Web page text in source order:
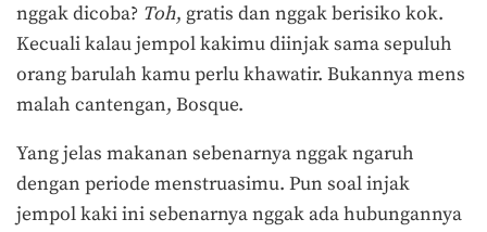
nggak dicoba? Toh, gratis dan nggak berisiko kok.
Kecuali kalau jempol kakimu diinjak sama sepuluh
orang barulah kamu perlu khawatir. Bukannya mens
malah cantengan, Bosque.
Yang jelas makanan sebenarnya nggak ngaruh
dengan periode menstruasimu. Pun soal injak
jempol kaki ini sebenarnya nggak ada hubungannya